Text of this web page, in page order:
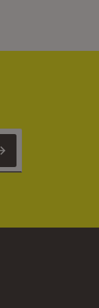
Newsletter